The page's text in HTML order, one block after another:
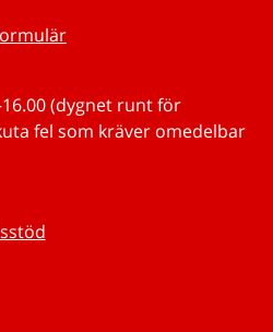
(dygnet runt för
fel som kräver omedelbar